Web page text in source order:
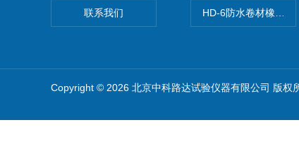
联系我们 HD-6防水卷材橡胶测
Copyright © 2026 北京中科路达试验仪器有限公司 版权